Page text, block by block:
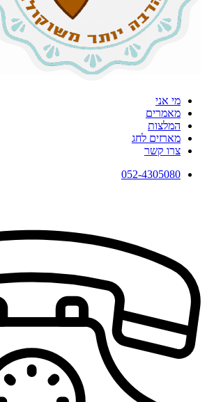
מי אני
מאמרים
המלצות
מארזים לחג
צרו קשר
052-4305080